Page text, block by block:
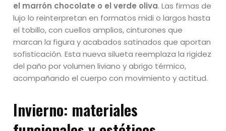
el marrón chocolate o el verde oliva. Las firmas de
lujo lo reinterpretan en formatos midi o largos hasta
el tobillo, con cuellos amplios, cinturones que
marcan la figura y acabados satinados que aportan
sofisticación. Esta nueva silueta reemplaza la rigidez
del paño por volumen liviano y abrigo térmico,
acompañando el cuerpo con movimiento y actitud.
Invierno: materiales